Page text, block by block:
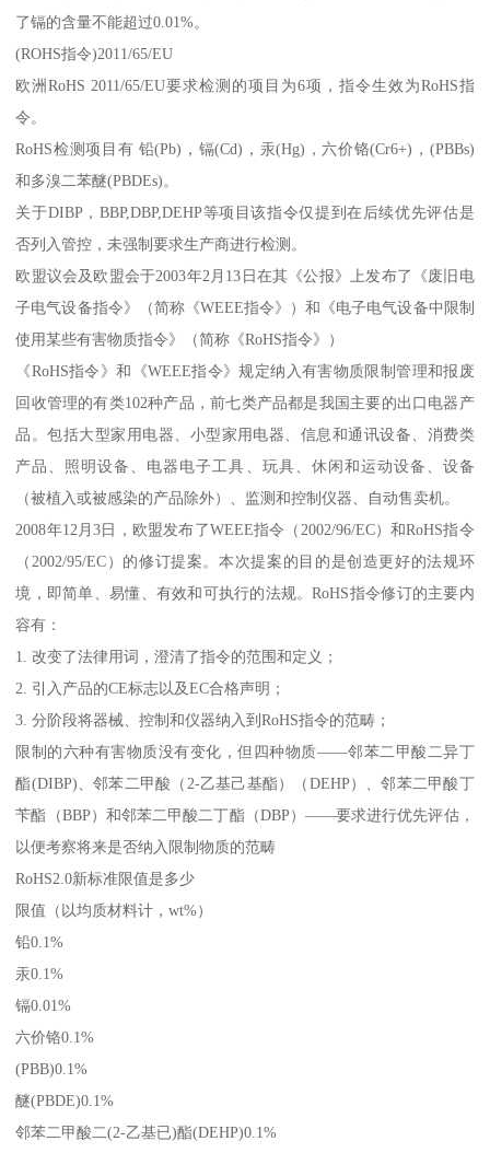
了镉的含量不能超过0.01%。
(ROHS指令)2011/65/EU
欧洲RoHS 2011/65/EU要求检测的项目为6项，指令生效为RoHS指
令。
RoHS检测项目有 铅(Pb)，镉(Cd)，汞(Hg)，六价铬(Cr6+)，(PBBs)
和多溴二苯醚(PBDEs)。
关于DIBP，BBP,DBP,DEHP等项目该指令仅提到在后续优先评估是
否列入管控，未强制要求生产商进行检测。
欧盟议会及欧盟会于2003年2月13日在其《公报》上发布了《废旧电
子电气设备指令》（简称《WEEE指令》）和《电子电气设备中限制
使用某些有害物质指令》（简称《RoHS指令》）
《RoHS指令》和《WEEE指令》规定纳入有害物质限制管理和报废
回收管理的有类102种产品，前七类产品都是我国主要的出口电器产
品。包括大型家用电器、小型家用电器、信息和通讯设备、消费类
产品、照明设备、电器电子工具、玩具、休闲和运动设备、设备
（被植入或被感染的产品除外）、监测和控制仪器、自动售卖机。
2008年12月3日，欧盟发布了WEEE指令（2002/96/EC）和RoHS指令
（2002/95/EC）的修订提案。本次提案的目的是创造更好的法规环
境，即简单、易懂、有效和可执行的法规。RoHS指令修订的主要内
容有：
1. 改变了法律用词，澄清了指令的范围和定义；
2. 引入产品的CE标志以及EC合格声明；
3. 分阶段将器械、控制和仪器纳入到RoHS指令的范畴；
限制的六种有害物质没有变化，但四种物质——邻苯二甲酸二异丁
酯(DIBP)、邻苯二甲酸（2-乙基己基酯）（DEHP）、邻苯二甲酸丁
苄酯（BBP）和邻苯二甲酸二丁酯（DBP）——要求进行优先评估，
以便考察将来是否纳入限制物质的范畴
RoHS2.0新标准限值是多少
限值（以均质材料计，wt%）
铅0.1%
汞0.1%
镉0.01%
六价铬0.1%
(PBB)0.1%
醚(PBDE)0.1%
邻苯二甲酸二(2-乙基已)酯(DEHP)0.1%